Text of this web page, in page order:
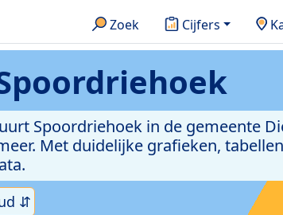
Zoek Cijfers
Spoordriehoek in de gemeente
Met duidelijke grafieken,
⇵